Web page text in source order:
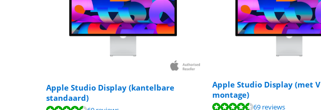
Apple Studio Display (kantelbare
standaard)
Apple Studio Display (met
montage)
Beoordeling is 9,2 van de 10, gebaseerd op 69 reviews.
69 reviews